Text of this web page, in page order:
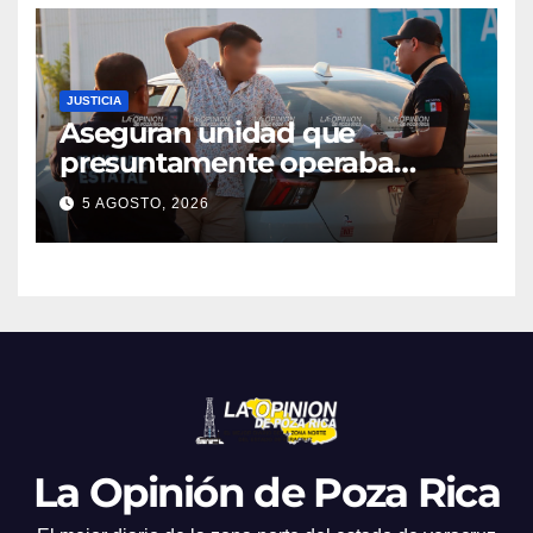
JUSTICIA
Aseguran unidad que
presuntamente operaba
mediante aplicación digital en
operativo de Transporte
Público
5 AGOSTO, 2026
La Opinión de Poza Rica